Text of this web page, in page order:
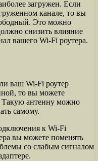
загружен. Если
канале, то вы
Это можно
снизить влияние
вашего Wi-Fi роутера.
ваш Wi-Fi роутер
то вы можете
Такую антенну можно
самому.
к Wi-Fi
вы можете поменять
со слабым сигналом